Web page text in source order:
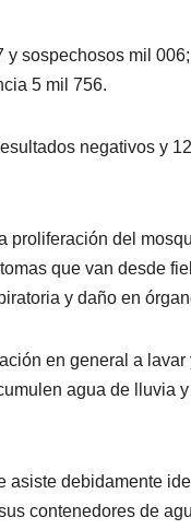
sospechosos mil
5 mil 756.
negativos y
proliferación del
que van desde
y daño en
en general a lavar
agua de lluvia
asiste debidamente
contenedores de